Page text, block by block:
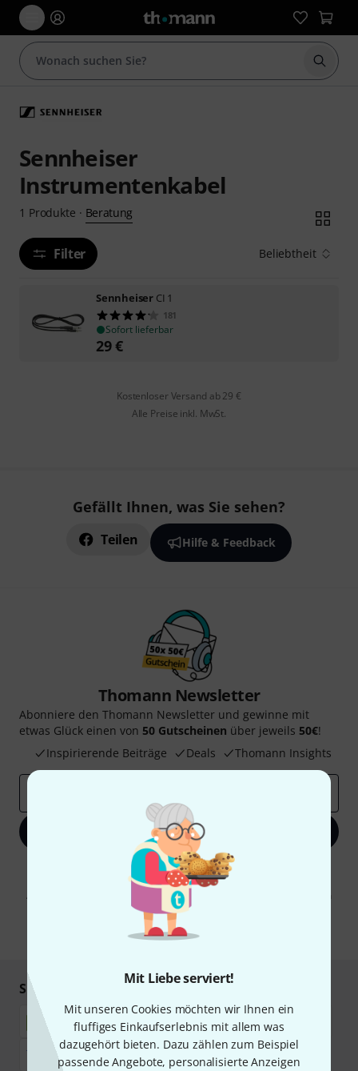
Mit Liebe serviert!
Mit unseren Cookies möchten wir Ihnen ein
fluffiges Einkaufserlebnis mit allem was
dazugehört bieten. Dazu zählen zum Beispiel
passende Angebote, personalisierte Anzeigen
Suche
Sennheiser
Instrumentenkabel
1 Produkte · Beratung
Filter Beliebtheit
Sennheiser CI 1
181
Sofort lieferbar
29€
Kostenloser Versand ab 29 €
Alle Preise inkl. MwSt.
Gefällt Ihnen, was Sie sehen?
Teilen Hilfe & Feedback
Thomann Newsletter
Abonniere den Thomann Newsletter und gewinne mit
etwas Glück einen von 50 Gutscheinen über jeweils 50€!
Inspirierende Beiträge
Deals Thomann Insights
Jetzt anmelden
Mit Klick auf „Jetzt anmelden“ stimmen Sie dem Erhalt von E-Mail-
Werbung und einer Messung des E-Mail-Nutzungsverhaltens zu. Die
Abmeldung ist jederzeit möglich. Weitere Informationen finden Sie in
unseren
Datenschutzhinweisen
* Pflichtfeld
Sicher einkaufen & bezahlen